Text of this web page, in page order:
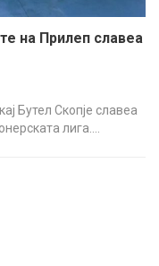
на Прилеп славеа
Бутел Скопје славеа
лига.…